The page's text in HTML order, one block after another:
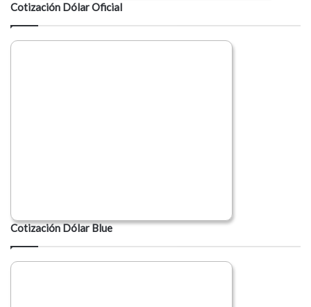
Cotización Dólar Oficial
Cotización Dólar Blue